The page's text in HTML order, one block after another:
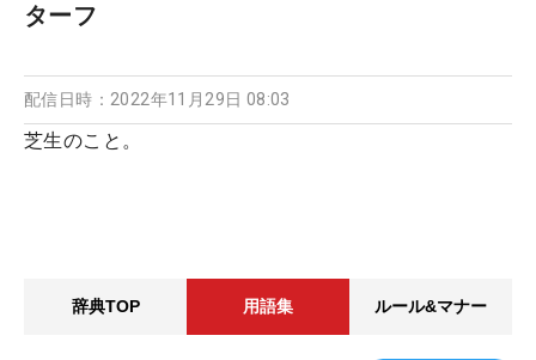
ターフ
配信日時： 2022年11月29日 08:03
芝生のこと。
辞典TOP 用語集 ルール&マナー